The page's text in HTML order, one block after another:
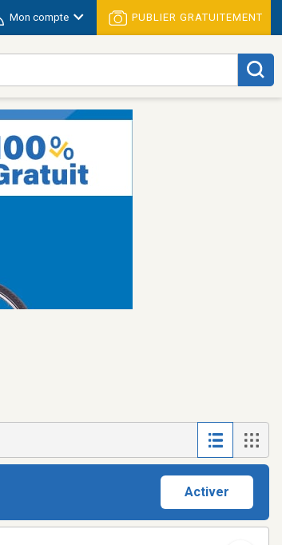
Mon compte PUBLIER GRATUITEMENT
Activer